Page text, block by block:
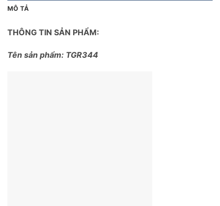
MÔ TẢ
THÔNG TIN SẢN PHẨM:
Tên sản phẩm: TGR344